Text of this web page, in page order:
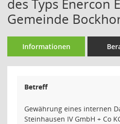
des Typs Enercon
Gemeinde
Informationen
Betreff
Gewährung eines internen
Steinhausen IV GmbH + Co